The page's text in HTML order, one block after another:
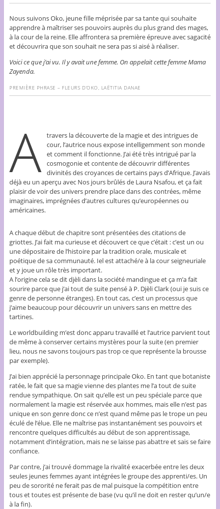
Nous suivons Oko, jeune fille méprisée par sa tante qui souhaite
apprendre à maîtriser ses pouvoirs auprès du plus grand des mages,
à la cour de la reine. Elle affrontera sa première épreuve avec sagacité
et découvrira que son souhait ne sera pas si aisé à réaliser.
Voici ce que j’ai vu. Il y avait une femme. On appelait cette femme Mama
Zayenda.
PREMIÈRE PHRASE – FLEURS D’OKO, LAËTITIA DANAE
A
travers la découverte de la magie et des intrigues de
cour, l’autrice nous expose intelligemment son monde
et comment il fonctionne. J’ai été très intrigué par la
cosmogonie et contente de découvrir différentes
divinités des croyances de certains pays d’Afrique. J’avais
déjà eu un aperçu avec Nos jours brûlés de Laura Nsafou, et ça fait
plaisir de voir des univers prendre place dans des contrées, même
imaginaires, imprégnées d’autres cultures qu’européennes ou
américaines.
A chaque début de chapitre sont présentées des citations de
griottes. J’ai fait ma curieuse et découvert ce que c’était : c’est un ou
une dépositaire de l’histoire par la tradition orale, musicale et
poétique de sa communauté. Iel est attaché/e à la cour seigneuriale
et y joue un rôle très important.
A l’origine cela se dit djèli dans la société mandingue et ça m’a fait
sourire parce que j’ai tout de suite pensé à P. Djèli Clark (oui je suis ce
genre de personne étranges). En tout cas, c’est un processus que
j’aime beaucoup pour découvrir un univers sans en mettre des
tartines.
Le worldbuilding m’est donc apparu travaillé et l’autrice parvient tout
de même à conserver certains mystères pour la suite (en premier
lieu, nous ne savons toujours pas trop ce que représente la brousse
par exemple).
J’ai bien apprécié la personnage principale Oko. En tant que botaniste
ratée, le fait que sa magie vienne des plantes me l’a tout de suite
rendue sympathique. On sait qu’elle est un peu spéciale parce que
normalement la magie est réservée aux hommes, mais elle n’est pas
unique en son genre donc ce n’est quand même pas le trope un peu
éculé de l’élue. Elle ne maîtrise pas instantanément ses pouvoirs et
rencontre quelques difficultés au début de son apprentissage,
notamment d’intégration, mais ne se laisse pas abattre et sais se faire
confiance.
Par contre, j’ai trouvé dommage la rivalité exacerbée entre les deux
seules jeunes femmes ayant intégrées le groupe des apprenti/es. Un
peu de sororité ne ferait pas de mal puisque la compétition entre
tous et toutes est présente de base (vu qu’il ne doit en rester qu’un/e
à la fin).